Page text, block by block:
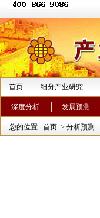
首页 细分产业研究
深度分析 发展预测
您的位置: 首页 > 分析预测